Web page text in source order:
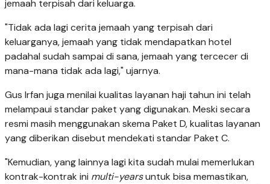
jemaah terpisah dari keluarga.
"Tidak ada lagi cerita jemaah yang terpisah dari
keluarganya, jemaah yang tidak mendapatkan hotel
padahal sudah sampai di sana, jemaah yang tercecer di
mana-mana tidak ada lagi," ujarnya.
Gus Irfan juga menilai kualitas layanan haji tahun ini telah
melampaui standar paket yang digunakan. Meski secara
resmi masih menggunakan skema Paket D, kualitas layanan
yang diberikan disebut mendekati standar Paket C.
"Kemudian, yang lainnya lagi kita sudah mulai memerlukan
kontrak-kontrak ini multi-yearsuntuk bisa memastikan,